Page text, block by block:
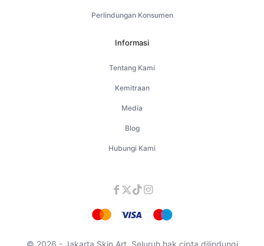
Perlindungan Konsumen
Informasi
Tentang Kami
Kemitraan
Media
Blog
Hubungi Kami
© 2026 - Jakarta Skin Art. Seluruh hak cipta dilindungi